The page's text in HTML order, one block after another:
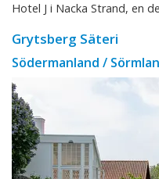
Hotel J i Nacka Strand, en
Grytsberg Säteri
Södermanland /